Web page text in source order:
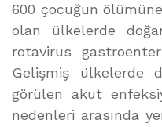
600 çocuğun
olan ülkelerde
rotavirus
Gelişmiş ülkelerde
görülen akut
nedenleri arasında